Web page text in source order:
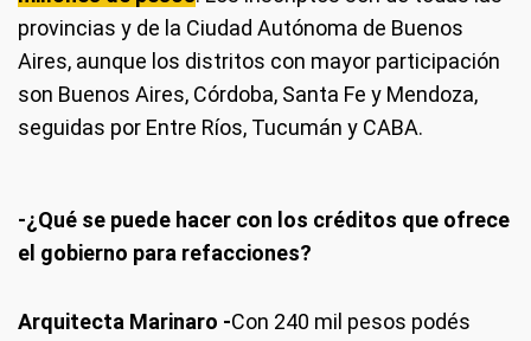
provincias y de la Ciudad Autónoma de Buenos
Aires, aunque los distritos con mayor participación
son Buenos Aires, Córdoba, Santa Fe y Mendoza,
seguidas por Entre Ríos, Tucumán y CABA.
-¿Qué se puede hacer con los créditos que ofrece
el gobierno para refacciones?
Arquitecta Marinaro -Con 240 mil pesos podés